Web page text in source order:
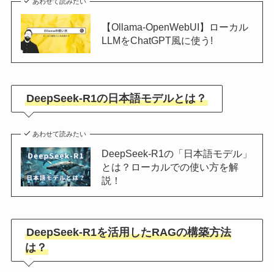
【Ollama-OpenWebUI】ローカル
LLMをChatGPT風に使う!
DeepSeek-R1の日本語モデルとは？
あわせて読みたい
DeepSeek-R1の「日本語モデル」
とは？ローカルでの使い方を解
説！
DeepSeek-R1を活用したRAGの構築方法
は？